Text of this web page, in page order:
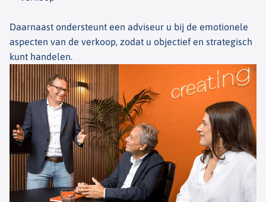
Daarnaast ondersteunt een adviseur u bij de emotionele
aspecten van de verkoop, zodat u objectief en strategisch
kunt handelen.